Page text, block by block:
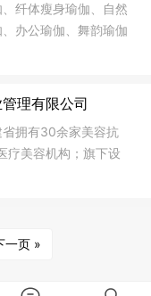
煌。
纤体瘦身瑜伽、自然
办公瑜伽、舞韵瑜伽
项目;同时，开设埃
理有限公司
拥有30余家美容抗
疗美容机构；旗下设
公司、么氏传媒有限
余人！
一页 »